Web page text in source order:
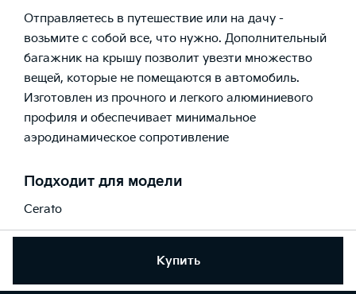
Купить
Отправляетесь в путешествие или на дачу -
возьмите с собой все, что нужно. Дополнительный
багажник на крышу позволит увезти множество
вещей, которые не помещаются в автомобиль.
Изготовлен из прочного и легкого алюминиевого
профиля и обеспечивает минимальное
аэродинамическое сопротивление
Подходит для модели
Cerato